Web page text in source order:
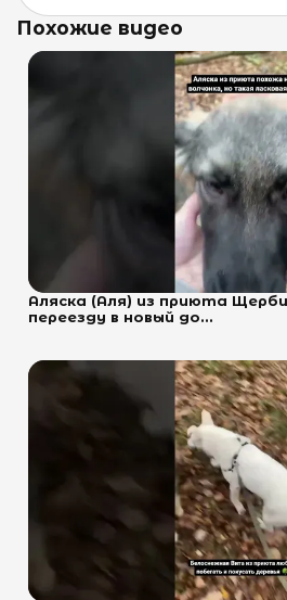
Похожие видео
Аляска (Аля) из приюта
переезду в новый до...